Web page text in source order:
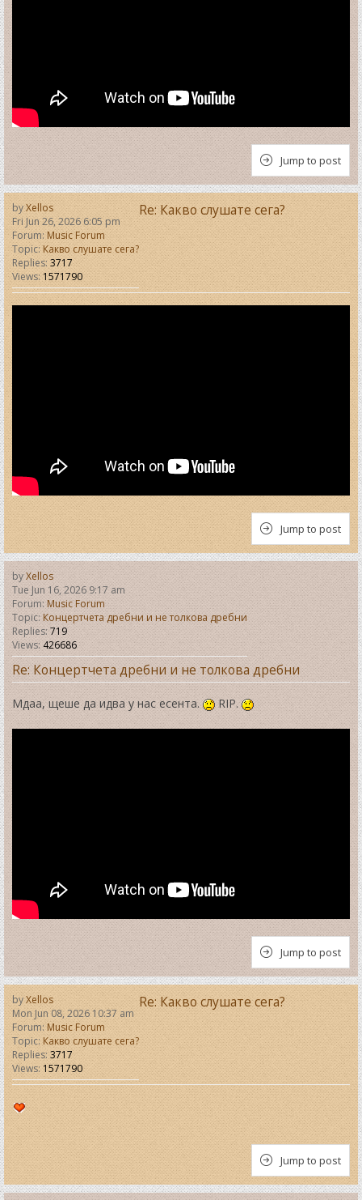
Jump to post
byXellos
Fri Jun 26, 2026 6:05 pm
Forum:Music Forum
Topic:Какво слушате сега?
Replies: 3717
Views:1571790
Re: Какво слушате сега?
Jump to post
byXellos
Tue Jun 16, 2026 9:17 am
Forum:Music Forum
Topic:Концертчета дребни и не толкова дребни
Replies:719
Views:426686
Re: Концертчета дребни и не толкова дребни
Мдаа, щеше да идва у нас есента. RIP.
Jump to post
byXellos
Mon Jun 08, 2026 10:37 am
Forum:Music Forum
Topic: Какво слушате сега?
Replies:3717
Views:1571790
Re: Какво слушате сега?
Jump to post